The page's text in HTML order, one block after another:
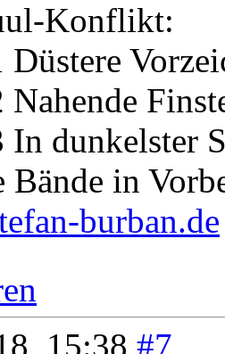
Konflikt:
Düstere
Nahende
In dunkelster
Bände in
burban.de
15:38 #7